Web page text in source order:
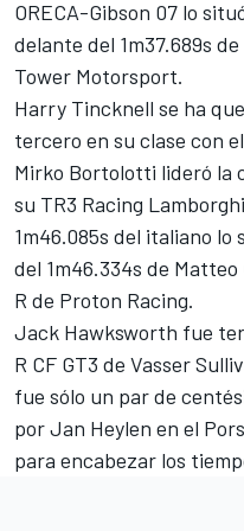
ORECA-Gibson 07 lo
delante del 1m37.689s de
Tower Motorsport.
Harry Tincknell se ha
tercero en su clase con
Mirko Bortolotti lideró la
su TR3 Racing
1m46.085s del italiano lo
del 1m46.334s de Matteo
R de Proton Racing.
Jack Hawksworth fue
R CF GT3 de Vasser
fue sólo un par de
porJan Heylen en el
para encabezar los